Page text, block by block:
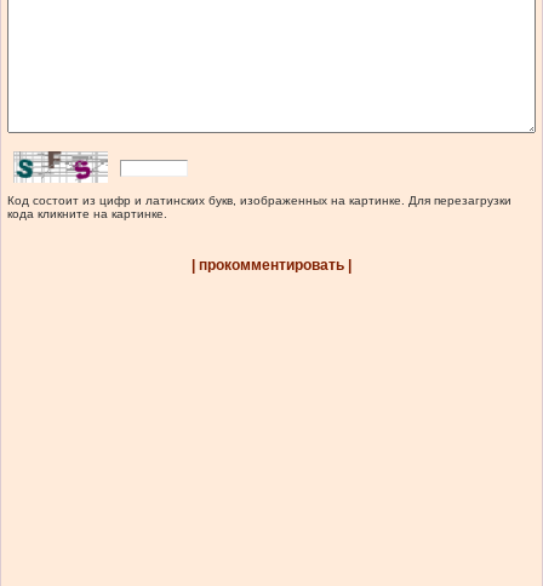
Код состоит из цифр и латинских букв, изображенных на картинке. Для перезагрузки
кода кликните на картинке.
| прокомментировать |